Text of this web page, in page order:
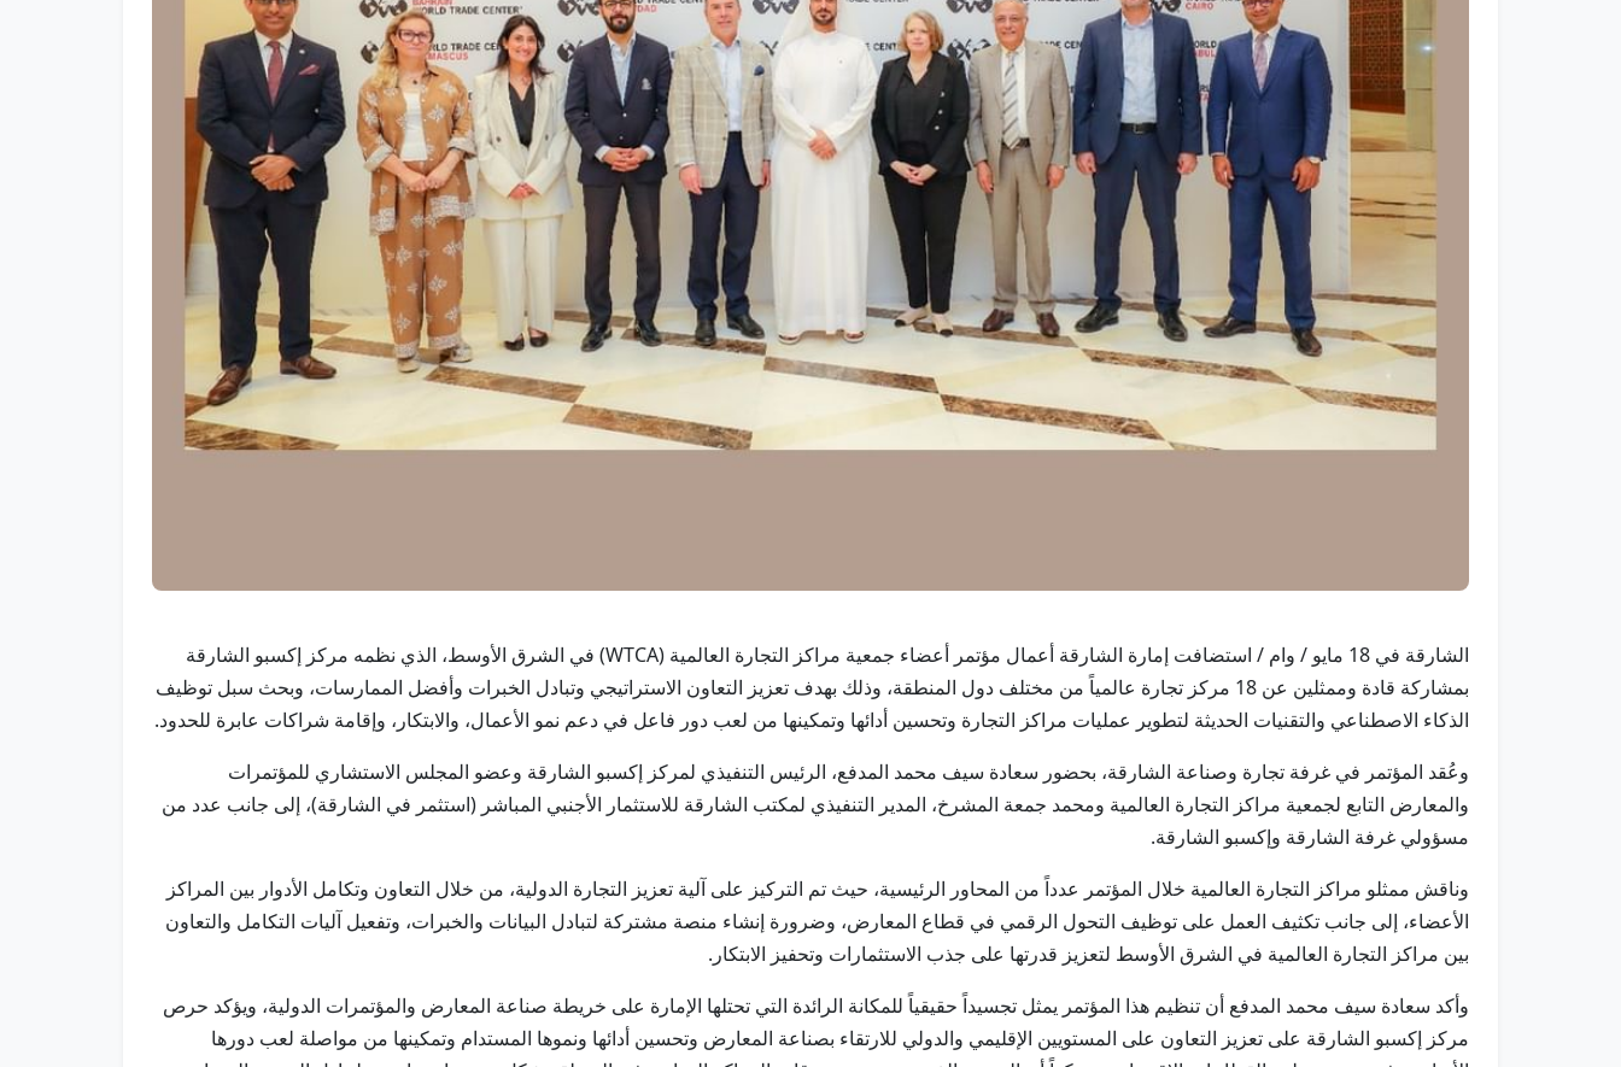
الشارقة في 18 مايو / وام / استضافت إمارة الشارقة أعمال مؤتمر أعضاء جمعية مراكز التجارة العالمية (WTCA) في الشرق الأوسط، الذي نظمه مركز إكسبو الشارقة
بمشاركة قادة وممثلين عن 18 مركز تجارة عالمياً من مختلف دول المنطقة، وذلك بهدف تعزيز التعاون الاستراتيجي وتبادل الخبرات وأفضل الممارسات، وبحث سبل توظيف
الذكاء الاصطناعي والتقنيات الحديثة لتطوير عمليات مراكز التجارة وتحسين أدائها وتمكينها من لعب دور فاعل في دعم نمو الأعمال، والابتكار، وإقامة شراكات عابرة للحدود.
وعُقد المؤتمر في غرفة تجارة وصناعة الشارقة، بحضور سعادة سيف محمد المدفع، الرئيس التنفيذي لمركز إكسبو الشارقة وعضو المجلس الاستشاري للمؤتمرات
والمعارض التابع لجمعية مراكز التجارة العالمية ومحمد جمعة المشرخ، المدير التنفيذي لمكتب الشارقة للاستثمار الأجنبي المباشر (استثمر في الشارقة)، إلى جانب عدد من
مسؤولي غرفة الشارقة وإكسبو الشارقة.
وناقش ممثلو مراكز التجارة العالمية خلال المؤتمر عدداً من المحاور الرئيسية، حيث تم التركيز على آلية تعزيز التجارة الدولية، من خلال التعاون وتكامل الأدوار بين المراكز
الأعضاء، إلى جانب تكثيف العمل على توظيف التحول الرقمي في قطاع المعارض، وضرورة إنشاء منصة مشتركة لتبادل البيانات والخبرات، وتفعيل آليات التكامل والتعاون
بين مراكز التجارة العالمية في الشرق الأوسط لتعزيز قدرتها على جذب الاستثمارات وتحفيز الابتكار.
وأكد سعادة سيف محمد المدفع أن تنظيم هذا المؤتمر يمثل تجسيداً حقيقياً للمكانة الرائدة التي تحتلها الإمارة على خريطة صناعة المعارض والمؤتمرات الدولية، ويؤكد حرص
مركز إكسبو الشارقة على تعزيز التعاون على المستويين الإقليمي والدولي للارتقاء بصناعة المعارض وتحسين أدائها ونموها المستدام وتمكينها من مواصلة لعب دورها